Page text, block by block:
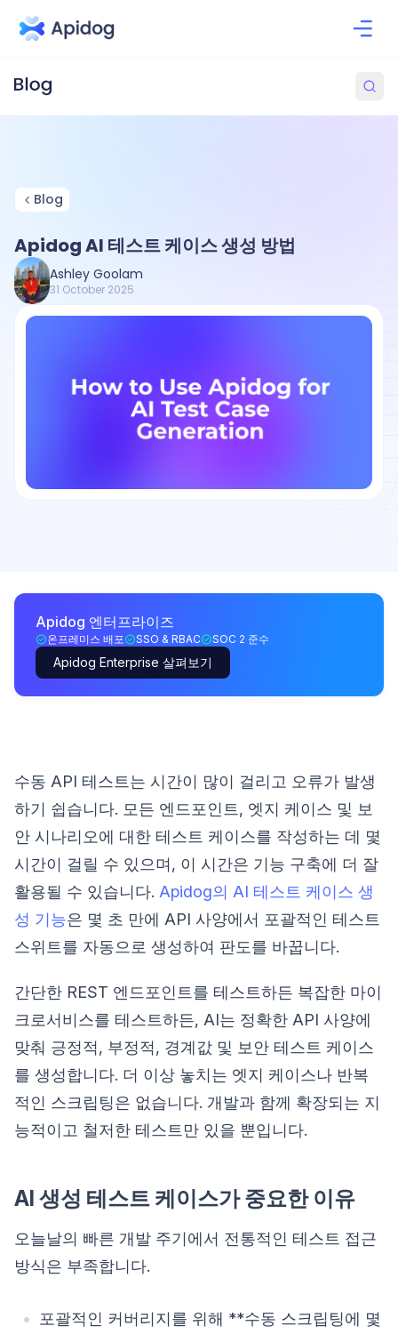
Blog
Apidog AI 테스트 케이스 생성 방법
Ashley Goolam
31 October 2025
Apidog 엔터프라이즈
온프레미스 배포 SSO & RBAC SOC 2 준수
Apidog Enterprise 살펴보기
수동 API 테스트는 시간이 많이 걸리고 오류가 발생
하기 쉽습니다. 모든 엔드포인트, 엣지 케이스 및 보
안 시나리오에 대한 테스트 케이스를 작성하는 데 몇
시간이 걸릴 수 있으며, 이 시간은 기능 구축에 더 잘
활용될 수 있습니다. Apidog의 AI 테스트 케이스 생
성 기능은 몇 초 만에 API 사양에서 포괄적인 테스트
스위트를 자동으로 생성하여 판도를 바꿉니다.
간단한 REST 엔드포인트를 테스트하든 복잡한 마이
크로서비스를 테스트하든, AI는 정확한 API 사양에
맞춰 긍정적, 부정적, 경계값 및 보안 테스트 케이스
를 생성합니다. 더 이상 놓치는 엣지 케이스나 반복
적인 스크립팅은 없습니다. 개발과 함께 확장되는 지
능적이고 철저한 테스트만 있을 뿐입니다.
AI 생성 테스트 케이스가 중요한 이유
오늘날의 빠른 개발 주기에서 전통적인 테스트 접근
방식은 부족합니다.
포괄적인 커버리지를 위해 **수동 스크립팅에 몇